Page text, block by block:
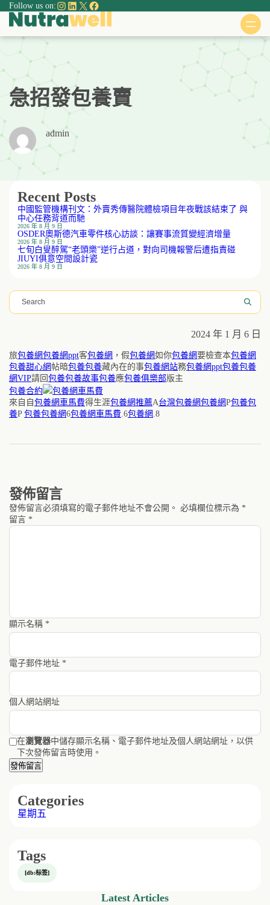
主
Follow us on: Instagram
LinkedIn
XFacebook
急招發包養賣
admin
2024 年 1 月 6 日
旅包養網包養網ppt客包養網 ，假包養網如你包養網要檢查本包養網
包養甜心網 帖暗包養包養藏內在的事包養網站務包養網ppt包養包養
網VIP請回 包養包養故事包養應包養俱樂部版主
包養合約
包養網車馬費
來自自 包養網車馬費得生涯包養網推薦A台灣包養網包養網P包養包
養P 包養包養網6包養網車馬費.6包養網 .8
發佈留言
發佈留言必須填寫的電子郵件地址不會公開。 必填欄位標示為 *
留言 *
顯示名稱 *
電子郵件地址 *
個人網站網址
在瀏覽器中儲存顯示名稱、電子郵件地址及個人網站網址，以供
下次發佈留言時使用。
搜
尋
Categories
星期五
Recent Posts
中國監管機構刊文：外賣秀傳醫院體檢項目年夜戰該結束了 與
中心任務背道而馳
2026 年 8 月 9 日
OSDER奧斯德汽車零件核心訪談：讓賽事流質變經濟增量
2026 年 8 月 9 日
七旬白叟醉駕“老頭樂”逆行占道，對向司機報警后遭指責碰
JIUYI俱意空間設計瓷
2026 年 8 月 9 日
Tags
[db:标签]
Latest Articles